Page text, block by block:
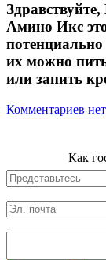
Амино Икс
их можно пить
или запить
Комментариев нет
Как